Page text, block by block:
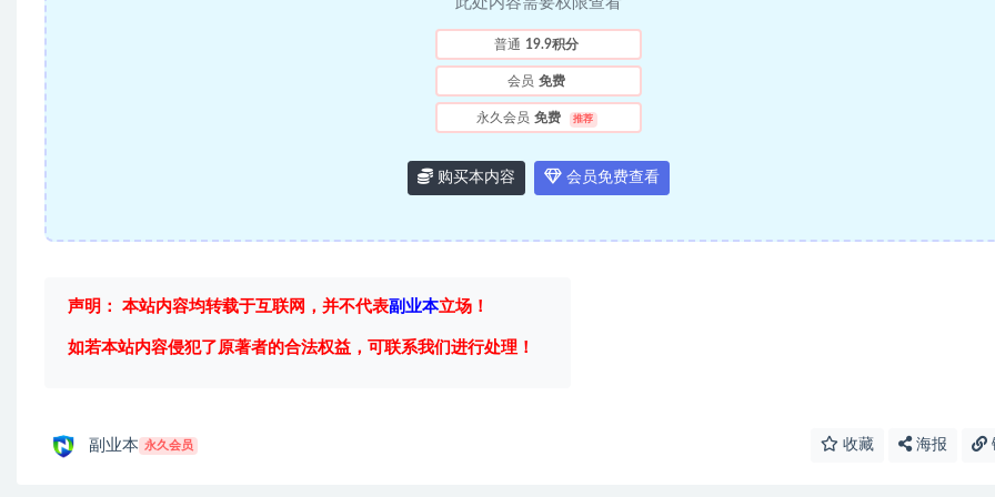
普通 19.9积分
会员 免费
永久会员 免费 推荐
购买本内容 会员免费查看
声明： 本站内容均转载于互联网，并不代表副业本立场！
如若本站内容侵犯了原著者的合法权益，可联系我们进行处理！
副业本 永久会员 收藏 海报